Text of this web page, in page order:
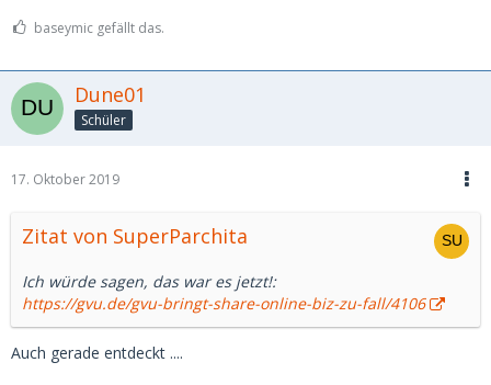
baseymic gefällt das.
Dune01
Schüler
17. Oktober 2019
Zitat von SuperParchita
Ich würde sagen, das war es jetzt!:
https://gvu.de/gvu-bringt-share-online-biz-zu-fall/4106
Auch gerade entdeckt ....